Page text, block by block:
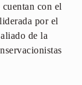
con el
por el
de la